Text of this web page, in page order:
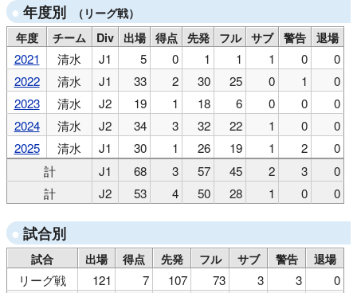
年度別
（リーグ戦）
年度
チーム Div 出場 得点 先発 フル サブ 警告 退場
2021 清水 J1 5 0 1 1 1 0
0
2022
清水 J1 33 2 30 25 0 1
0
2023
清水 J2 19 1 18 6 0 0
0
2024
清水 J2 34 3 32 22 1 0
0
2025
清水 J1 30 1 26 19 1 2
0
計
J1 68 3 57 45 2 3
0
計
J2 53 4 50 28 1 0 0
試合別
試合 出場 得点 先発 フル サブ 警告 退場
リーグ戦 121 7 107 73 3 3
0